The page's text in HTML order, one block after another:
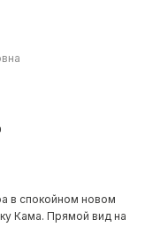
в спокойном новом
Кама. Прямой вид на